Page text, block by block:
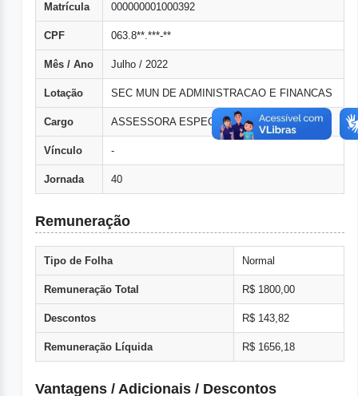
Matrícula 000000001000392
CPF 063.8**.***-**
Mês / Ano Julho / 2022
Lotação SEC MUN DE ADMINISTRACAO E FINANCAS
Cargo ASSESSORA ESPECIAL
Vínculo -
Jornada 40
Remuneração
Tipo de Folha Normal
Remuneração Total R$ 1800,00
Descontos R$ 143,82
Remuneração Líquida R$ 1656,18
Vantagens / Adicionais / Descontos